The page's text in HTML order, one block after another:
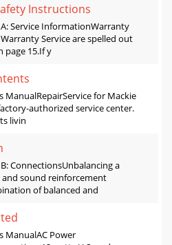
Instructions
Service InformationWarranty
Service are spelled out
page 15.If y
ManualRepairService for Mackie
authorized service center.
livin
ConnectionsUnbalancing a
sound reinforcement
of balanced and
ManualAC Power